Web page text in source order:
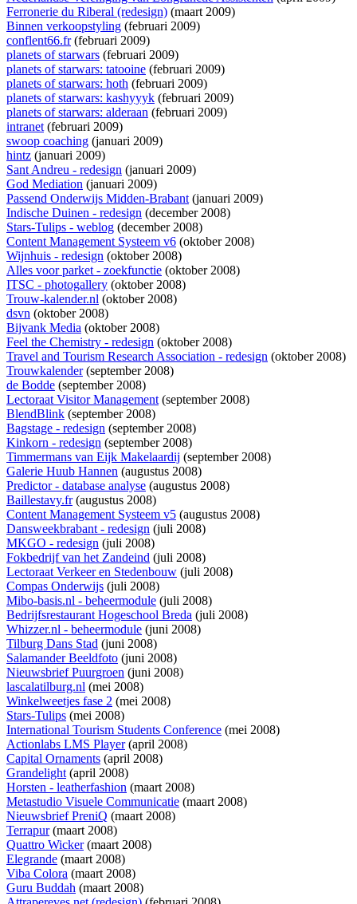
Ferronerie du Riberal (redesign) (maart 2009)
Binnen verkoopstyling (februari 2009)
conflent66.fr(februari 2009)
planets of starwars (februari 2009)
planets of starwars: tatooine (februari 2009)
planets of starwars: hoth (februari 2009)
planets of starwars: kashyyyk (februari 2009)
planets of starwars: alderaan (februari 2009)
intranet(februari 2009)
swoop coaching (januari 2009)
hintz (januari 2009)
Sant Andreu - redesign (januari 2009)
God Mediation (januari 2009)
Passend Onderwijs Midden-Brabant(januari 2009)
Indische Duinen - redesign (december 2008)
Stars-Tulips - weblog (december 2008)
Content Management Systeem v6 (oktober 2008)
Wijnhuis - redesign (oktober 2008)
Alles voor parket - zoekfunctie (oktober 2008)
ITSC - photogallery (oktober 2008)
Trouw-kalender.nl (oktober 2008)
dsvn (oktober 2008)
Bijvank Media (oktober 2008)
Feel the Chemistry - redesign (oktober 2008)
Travel and Tourism Research Association - redesign (oktober 2008)
Trouwkalender(september 2008)
de Bodde (september 2008)
Lectoraat Visitor Management(september 2008)
BlendBlink (september 2008)
Bagstage - redesign (september 2008)
Kinkorn - redesign (september 2008)
Timmermans van Eijk Makelaardij (september 2008)
Galerie Huub Hannen (augustus 2008)
Predictor - database analyse (augustus 2008)
Baillestavy.fr(augustus 2008)
Content Management Systeem v5 (augustus 2008)
Dansweekbrabant - redesign (juli 2008)
MKGO - redesign (juli 2008)
Fokbedrijf van het Zandeind (juli 2008)
Lectoraat Verkeer en Stedenbouw (juli 2008)
Compas Onderwijs (juli 2008)
Mibo-basis.nl - beheermodule (juli 2008)
Bedrijfsrestaurant Hogeschool Breda (juli 2008)
Whizzer.nl - beheermodule (juni 2008)
Tilburg Dans Stad (juni 2008)
Salamander Beeldfoto (juni 2008)
Nieuwsbrief Puurgroen (juni 2008)
lascalatilburg.nl (mei 2008)
Winkelweetjes fase 2 (mei 2008)
Stars-Tulips (mei 2008)
International Tourism Students Conference (mei 2008)
Actionlabs LMS Player(april 2008)
Capital Ornaments (april 2008)
Grandelight(april 2008)
Horsten - leatherfashion (maart 2008)
Metastudio Visuele Communicatie (maart 2008)
Nieuwsbrief PreniQ (maart 2008)
Terrapur(maart 2008)
Quattro Wicker(maart 2008)
Elegrande (maart 2008)
Viba Colora (maart 2008)
Guru Buddah (maart 2008)